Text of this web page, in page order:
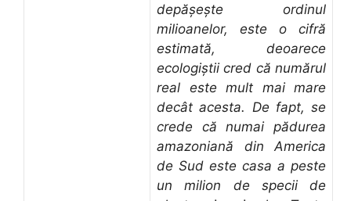
depășește ordinul
milioanelor, este o cifră
estimată, deoarece
ecologiștii cred că numărul
real este mult mai mare
decât acesta. De fapt, se
crede că numai pădurea
amazoniană din America
de Sud este casa a peste
un milion de specii de